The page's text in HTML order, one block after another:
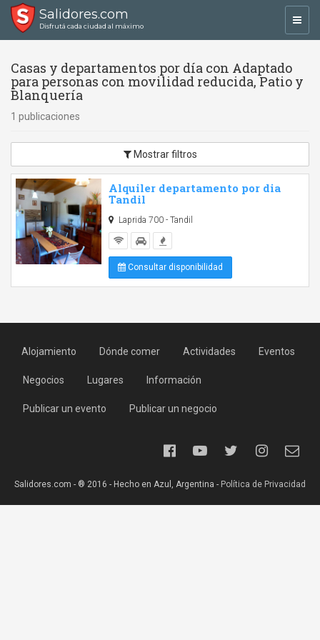
Salidores.com
Disfrutá cada ciudad al máximo
Casas y departamentos por día con Adaptado
para personas con movilidad reducida, Patio y
Blanquería
1 publicaciones
Mostrar filtros
Alquiler departamento por dia
Tandil
Laprida 700 - Tandil
Consultar disponibilidad
Alojamiento Dónde comer Actividades Eventos
Negocios Lugares Información
Publicar un evento Publicar un negocio
Salidores.com - ® 2016 - Hecho en Azul, Argentina - Política de Privacidad